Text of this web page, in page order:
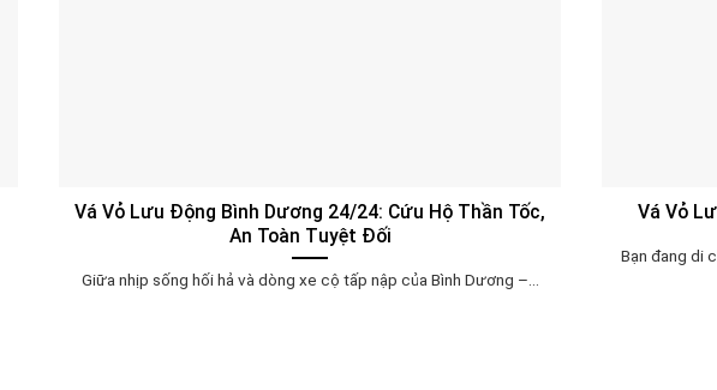
Vá Vỏ Lưu Động Bình Dương 24/24: Cứu Hộ Thần Tốc,
An Toàn Tuyệt Đối
Giữa nhịp sống hối hả và dòng xe cộ tấp nập của Bình Dương –...
Vá Vỏ
Bạn đang di